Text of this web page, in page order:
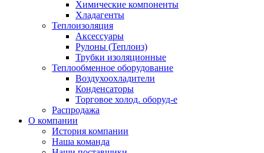
Химические компоненты
Хладагенты
Теплоизоляция
Аксессуары
Рулоны (Теплоиз)
Трубки изоляционные
Теплообменное оборудование
Воздухоохладители
Конденсаторы
Торговое холод. оборуд-е
Распродажа
О компании
История компании
Наша команда